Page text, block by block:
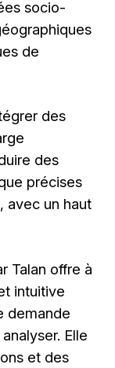
socio-
de
des
des
précises
avec un haut
Talan offre à
intuitive
demande
Elle
et des